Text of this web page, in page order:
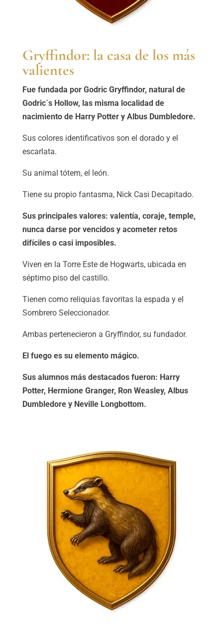
Gryffindor: la casa de los más
valientes
Fue fundada por Godric Gryffindor, natural de
Godric´s Hollow, las misma localidad de
nacimiento de Harry Potter y Albus Dumbledore.
Sus colores identificativos son el dorado y el
escarlata.
Su animal tótem, el león.
Tiene su propio fantasma, Nick Casi Decapitado.
Sus principales valores: valentía, coraje, temple,
nunca darse por vencidos y acometer retos
difíciles o casi imposibles.
Viven en la Torre Este de Hogwarts, ubicada en
séptimo piso del castillo.
Tienen como reliquias favoritas la espada y el
Sombrero Seleccionador.
Ambas pertenecieron a Gryffindor, su fundador.
El fuego es su elemento mágico.
Sus alumnos más destacados fueron: Harry
Potter, Hermione Granger, Ron Weasley, Albus
Dumbledore y Neville Longbottom.